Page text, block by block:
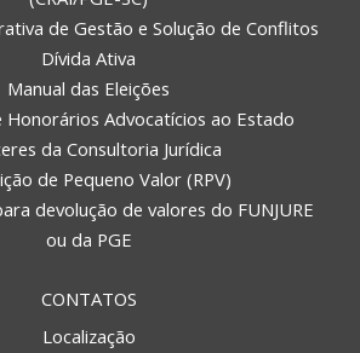
de Gestão e Solução de Conflitos
Dívida Ativa
Manual das Eleições
Honorários Advocatícios ao Estado
da Consultoria Jurídica
de Pequeno Valor (RPV)
devolução de valores do FUNJURE
ou da PGE
CONTATOS
Localização